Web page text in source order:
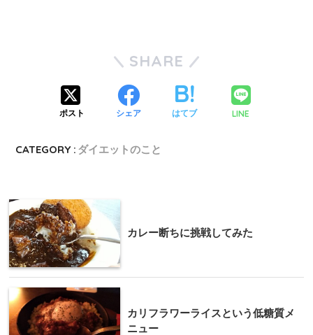
SHARE
ポスト シェア はてブ LINE
CATEGORY : ダイエットのこと
カレー断ちに挑戦してみた
カリフラワーライスという低糖質メ
ニュー